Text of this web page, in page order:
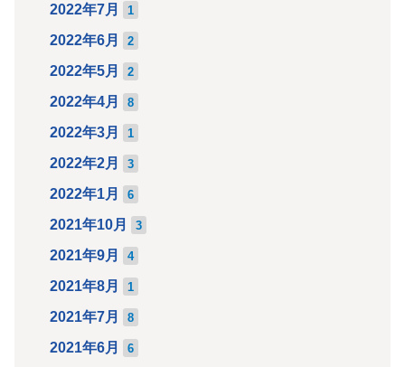
2022年7月 1
2022年6月 2
2022年5月 2
2022年4月 8
2022年3月 1
2022年2月 3
2022年1月 6
2021年10月 3
2021年9月 4
2021年8月 1
2021年7月 8
2021年6月 6